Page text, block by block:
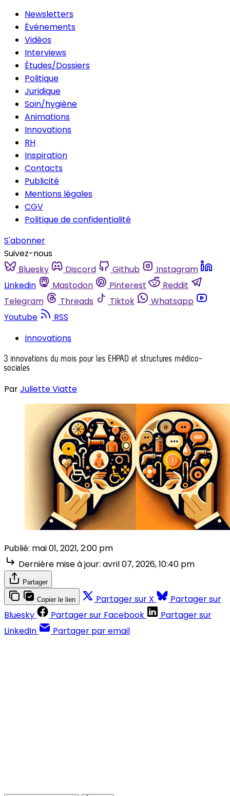
Newsletters
Événements
Vidéos
Interviews
Études/Dossiers
Politique
Juridique
Soin/hygiène
Animations
Innovations
RH
Inspiration
Contacts
Publicité
Mentions légales
CGV
Politique de confidentialité
S'abonner
Suivez-nous
Bluesky
Discord Github
Instagram
Linkedin
Mastodon Pinterest
Reddit
Telegram
Threads Tiktok
Whatsapp
Youtube
RSS
Innovations
3 innovations du mois pour les EHPAD et structures médico-
sociales
ParJuliette Viatte
Publié: mai 01, 2021, 2:00 pm
Dernière mise à jour: avril 07, 2026, 10:40 pm
Partager
Copier le lien Partager sur X
Partager sur
Bluesky
Partager sur Facebook
Partager sur
LinkedIn
Partager par email